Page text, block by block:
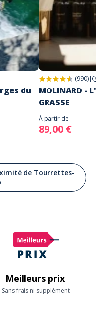
du
(990)|
MOLINARD -
GRASSE
À partir de
89,00 €
de Tourrettes-
Meilleurs prix
Sans frais ni supplément